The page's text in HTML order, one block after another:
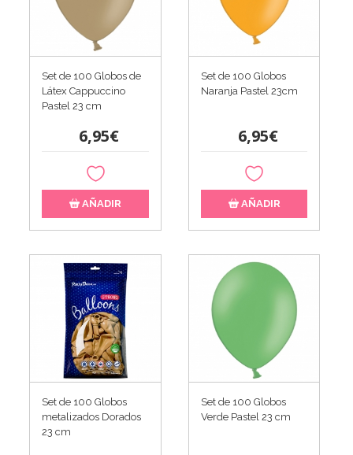
Set de 100 Globos de
Látex Cappuccino
Pastel 23 cm
6,95€
AÑADIR
Set de 100 Globos
Naranja Pastel 23cm
6,95€
AÑADIR
Set de 100 Globos
metalizados Dorados
23 cm
Set de 100 Globos
Verde Pastel 23 cm